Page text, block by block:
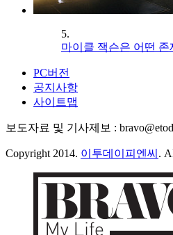
5.
마이클 잭슨은 어떤 존
PC버전
공지사항
사이트맵
보도자료 및 기사제보 :
Copyright 2014. 이투데이피엔씨 .